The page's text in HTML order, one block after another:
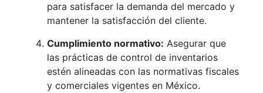
para satisfacer la demanda del mercado y
mantener la satisfacción del cliente.
Cumplimiento normativo: Asegurar que
las prácticas de control de inventarios
estén alineadas con las normativas fiscales
y comerciales vigentes en México.